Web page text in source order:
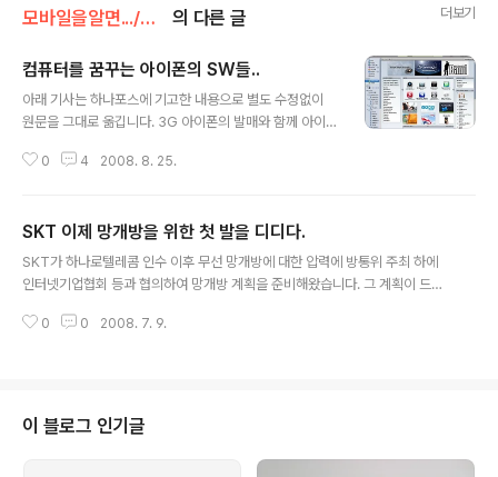
모바일을알면.../모바일이야기 의 다른 글 더보기
컴퓨터를 꿈꾸는 아이폰의 SW들..
아래 기사는 하나포스에 기고한 내용으로 별도 수정없이
원문을 그대로 옮깁니다. 3G 아이폰의 발매와 함께 아이튠
App Store이다. 앱 스토어에서는 약 1,200개의 어플들
즈에서 한국 전용 애플 앱 스토어를 만나볼 수 있다. 아이폰
이 없는 사용자라면 아이팟터치를 이용해서 이들 SW를 설
치할 수 있다. 이제 아이폰, 아이팟터치의 펌웨어 2.0 버전
서 사용할 수 있는 똑똑한 모바일 컴퓨터로 만들어준다. ◈
0 4 2008. 8. 25.
SKT 이제 망개방을 위한 첫 발을 디디다.
SKT가 하나로텔레콤 인수 이후 무선 망개방에 대한 압력에 방통위 주최 하에
인터넷기업협회 등과 협의하여 망개방 계획을 준비해왔습니다. 그 계획이 드디
초기화면에 새로운 UI의 주소검색창이 포함되게 되었습니다. 그간은 휴대폰에
로 연결할 수 있는 것처럼 휴대폰에서도 인터넷 초기화면에서 특정 사이트의 U
RL or 윙키번호를 입력하고 직접 이동할 수 있게 된 것이죠. 그런데, 재미있게
0 0 2008. 7. 9.
이 블로그 인기글